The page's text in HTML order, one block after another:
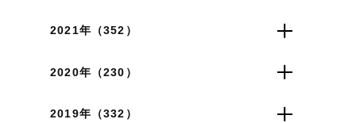
2021年（352）
2020年（230）
2019年（332）